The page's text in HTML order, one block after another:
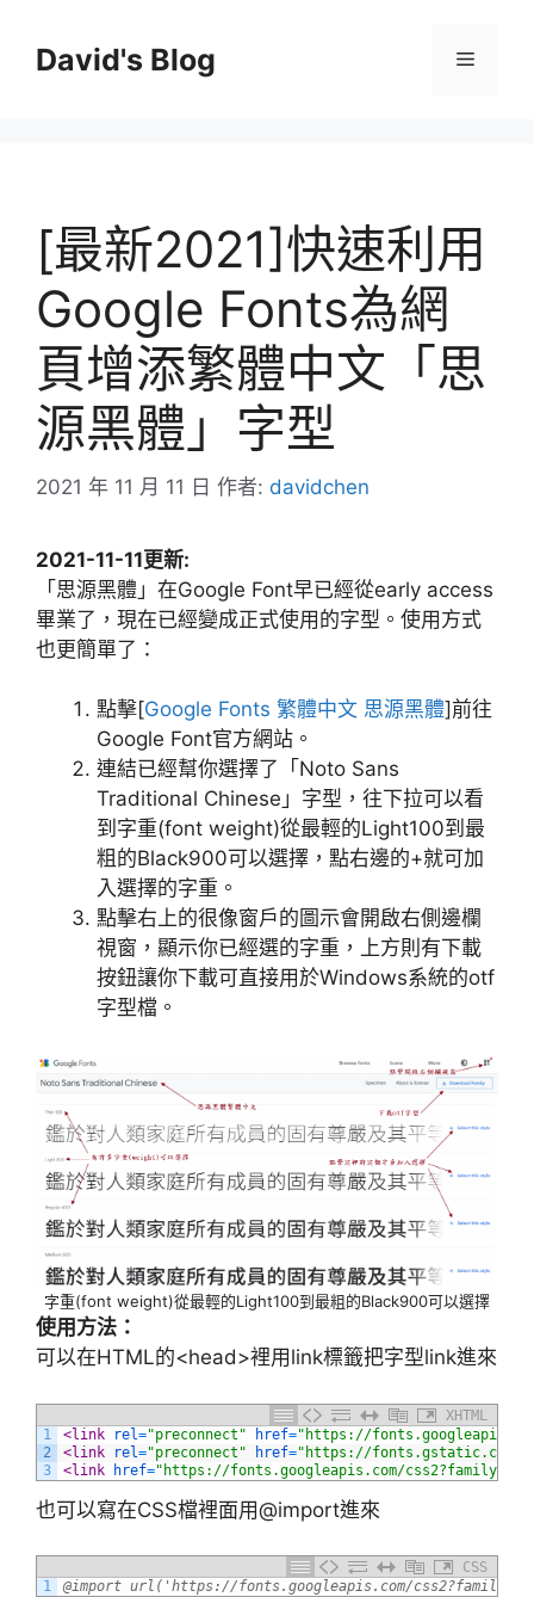
David's Blog 選
[最新2021]快速利用
Google Fonts為網
頁增添繁體中文「思
源黑體」字型
2021 年 11 月 11 日 作者: davidchen
2021-11-11更新:
「思源黑體」在Google Font早已經從early access
畢業了，現在已經變成正式使用的字型。使用方式
也更簡單了：
點擊[Google Fonts 繁體中文 思源黑體]前往
Google Font官方網站。
連結已經幫你選擇了「Noto Sans
Traditional Chinese」字型，往下拉可以看
到字重(font weight)從最輕的Light100到最
粗的Black900可以選擇，點右邊的+就可加
入選擇的字重。
點擊右上的很像窗戶的圖示會開啟右側邊欄
視窗，顯示你已經選的字重，上方則有下載
按鈕讓你下載可直接用於Windows系統的otf
字型檔。
字重(font weight)從最輕的Light100到最粗的Black900可以選擇
使用方法：
可以在HTML的<head>裡用link標籤把字型link進來
XHTML
1
2
3
<link rel="preconnect" href="https://
<link
rel="preconnect" href="https://fonts.gstatic.com"
<link
href="https://fonts.googleapis.com/
也可以寫在CSS檔裡面用@import進來
CSS
1
@import url('https://fonts.googleapis.com/